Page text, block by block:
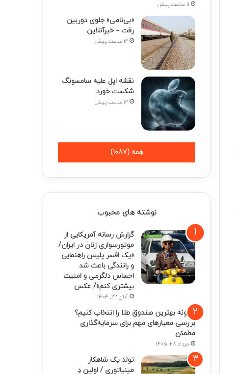
11 ساعت پیش
«بی‌نامی» جلوی دوربین
رفت – خبرآنلاین
12 ساعت پیش
نقشه اپل علیه سامسونگ
شکست خورد
12 ساعت پیش
همه (1087)
نوشته های محبوب
گزارش رسانه آمریکایی از
موتورسواری زنان در ایران/
«یک افسر پلیس راهنمایی
و رانندگی باعث شد
احساس دلگرمی و امنیت
بیشتری کنم»/ عکس
آبان 22, 1404
چگونه بهترین صندوق طلا را انتخاب کنیم؟
بررسی معیارهای مهم برای سرمایه‌گذاری
مطمئن
خرداد 28, 1405
تولد یک شاهکار
مینیاتوری / اولین دِ